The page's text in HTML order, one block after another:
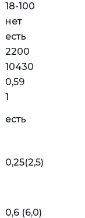
18-100
нет
есть
2200
10430
0,59
1
есть
0,25(2,5)
0,6 (6,0)